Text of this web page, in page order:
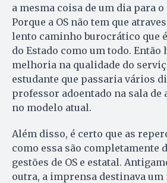
a mesma coisa de um dia para o
Porque a OS não tem que
lento caminho burocrático que
do Estado como um todo. Então
melhoria na qualidade do
estudante que passaria vários
professor adoentado na sala de
no modelo atual.
Além disso, é certo que as
como essa são completamente
gestões de OS e estatal.
outra, a imprensa destinava